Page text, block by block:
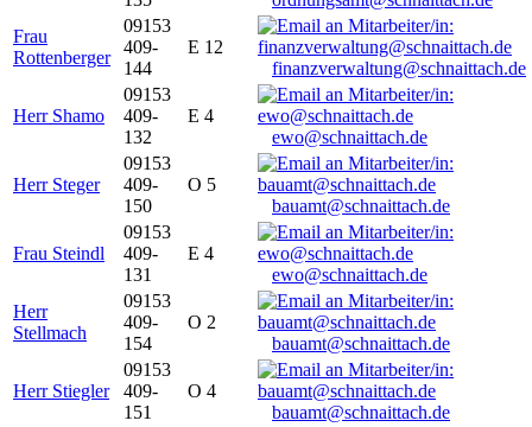
Frau
Rottenberger
09153
409-
144
E 12
finanzverwaltung@schnaittach.de
Herr Shamo
09153
409-
132
E 4
ewo@schnaittach.de
Herr Steger
09153
409-
150
O 5
bauamt@schnaittach.de
Frau Steindl
09153
409-
131
E 4
ewo@schnaittach.de
Herr
Stellmach
09153
409-
154
O 2
bauamt@schnaittach.de
Herr Stiegler
09153
409-
151
O 4
bauamt@schnaittach.de